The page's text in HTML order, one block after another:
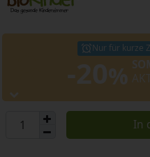
Nur für kurze
In